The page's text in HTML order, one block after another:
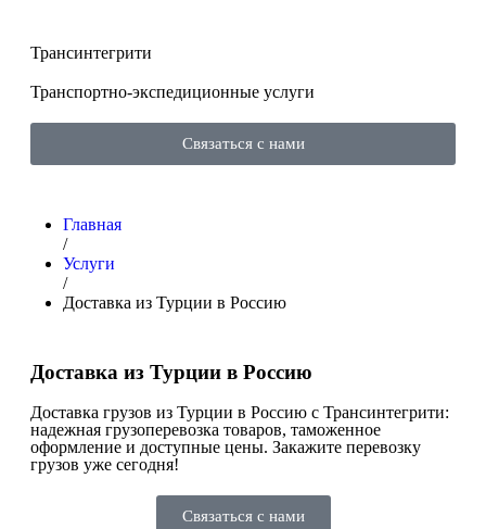
Трансинтегрити
Транспортно-экспедиционные услуги
Связаться с нами
Главная
/
Услуги
/
Доставка из Турции в Россию
Доставка из Турции в Россию
Доставка грузов из Турции в Россию с Трансинтегрити:
надежная грузоперевозка товаров, таможенное
оформление и доступные цены. Закажите перевозку
грузов уже сегодня!
Связаться с нами